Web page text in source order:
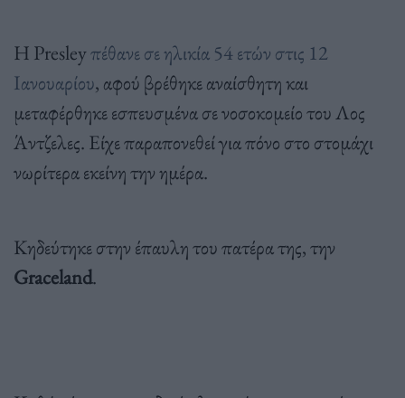
Η Presleyπέθανε σε ηλικία 54 ετών στις 12
Ιανουαρίου, αφού βρέθηκε αναίσθητη και
μεταφέρθηκε εσπευσμένα σε νοσοκομείο του Λος
Άντζελες. Είχε παραπονεθεί για πόνο στο στομάχι
νωρίτερα εκείνη την ημέρα.
Κηδεύτηκε στην έπαυλη του πατέρα της, την
Graceland.